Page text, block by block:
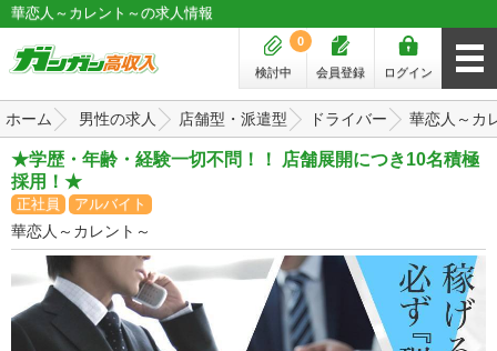
華恋人～カレント～の求人情報
ログイン
会員登録
検討中
0
ホーム 男性の求人 店舗型・派遣型 ドライバー 華恋人～カ
★学歴・年齢・経験一切不問！！ 店舗展開につき10名積極
採用！★
正社員 アルバイト
華恋人～カレント～